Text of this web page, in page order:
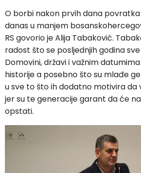
O borbi nakon prvih dana
danas u manjem
RS govorio je Alija Tabaković.
radost što se posljednjih godina
Domovini, državi i važnim
historije a posebno što su mlađe
u sve to što ih dodatno motivira da
jer su te generacije garant da će
opstati.